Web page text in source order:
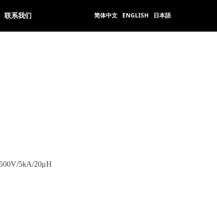
联系我们 简体中文 ENGLISH 日本語
5kA/20μH